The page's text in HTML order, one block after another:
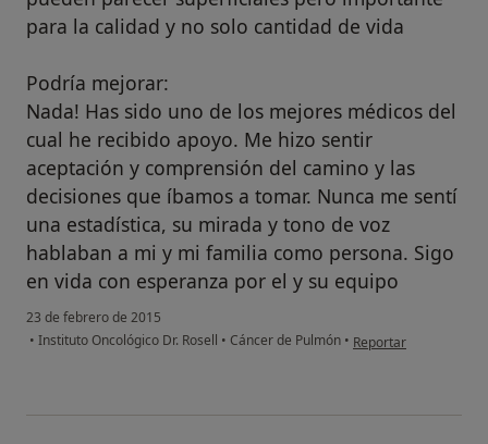
para la calidad y no solo cantidad de vida
Podría mejorar:
Nada! Has sido uno de los mejores médicos del
cual he recibido apoyo. Me hizo sentir
aceptación y comprensión del camino y las
decisiones que íbamos a tomar. Nunca me sentí
una estadística, su mirada y tono de voz
hablaban a mi y mi familia como persona. Sigo
en vida con esperanza por el y su equipo
23 de febrero de 2015
• Instituto Oncológico Dr. Rosell • Cáncer de Pulmón • en opinión del
Reportar